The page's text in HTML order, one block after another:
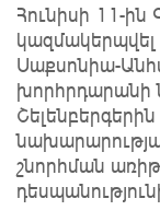
Հունիսի 11-
կազմակերպվել
Սաքսոնիա-
խորհրդարանի
շնորհման